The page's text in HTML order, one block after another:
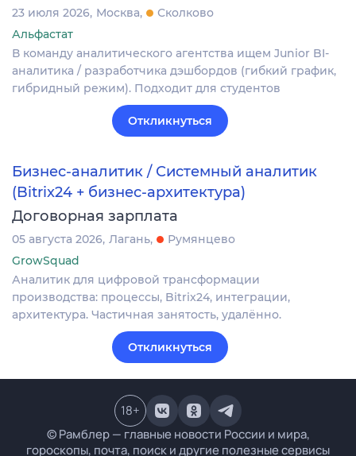
23 июля 2026 Москва
Сколково
Альфастат
В команду аналитического агентства ищем Junior BI-
аналитика / разработчика дэшбордов (гибкий график,
гибридный режим). Подходит для студентов
Откликнуться
Бизнес-аналитик / Системный аналитик
(Bitrix24 + бизнес-архитектура)
Договорная зарплата
05 августа 2026 Лагань
Румянцево
GrowSquad
Аналитик для цифровой трансформации
производства: процессы, Bitrix24, интеграции,
архитектура. Частичная занятость, удалённо.
Откликнуться
© Рамблер — главные новости России и мира,
гороскопы, почта, поиск и другие полезные сервисы
18+